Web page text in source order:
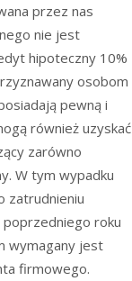
przez nas
nie jest
hipoteczny 10%
osobom
pewną i
również uzyskać
zarówno
W tym wypadku
zatrudnieniu
roku
wymagany jest
firmowego.